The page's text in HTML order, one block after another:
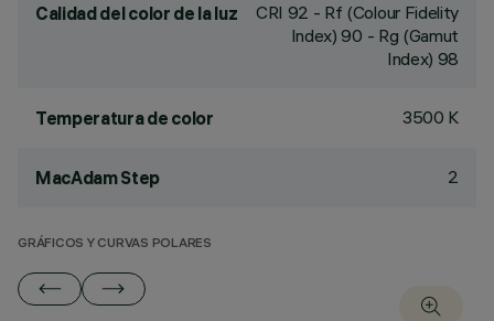
Calidad del color de la luz CRI 92 - Rf (Colour Fidelity
Index) 90 - Rg (Gamut
Index) 98
Temperatura de color 3500 K
MacAdam Step 2
GRÁFICOS Y CURVAS POLARES